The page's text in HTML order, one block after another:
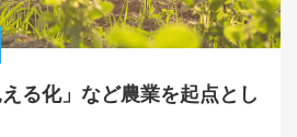
る化」など農業を起点とし